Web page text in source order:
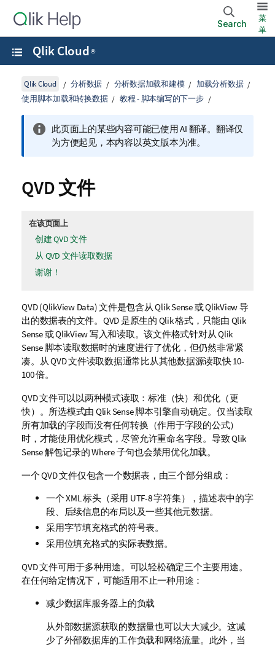
Search
菜
单
Qlik Cloud ®
Qlik Cloud 分析数据 分析数据加载和建模
加载分析数据
使用脚本加载和转换数据
教程 - 脚本编写的下一步
此页面上的某些内容可能已使用 AI 翻译。翻译仅
为方便起见，本内容以英文版本为准。
QVD文件
在该页面上
创建 QVD 文件
从 QVD 文件读取数据
谢谢！
QVD(QlikView Data)文件是包含从Qlik Sense或QlikView导
出的数据表的文件。 QVD是原生的 Qlik格式，只能由 Qlik
Sense或QlikView写入和读取。该文件格式针对从Qlik
Sense脚本读取数据时的速度进行了优化，但仍然非常紧
凑。从QVD文件读取数据通常比从其他数据源读取快 10-
100 倍。
QVD文件可以以两种模式读取：标准（快）和优化（更
快）。所选模式由 Qlik Sense脚本引擎自动确定。仅当读取
所有加载的字段而没有任何转换（作用于字段的公式）
时，才能使用优化模式，尽管允许重命名字段。导致Qlik
Sense解包记录的Where子句也会禁用优化加载。
一个QVD文件仅包含一个数据表，由三个部分组成：
一个 XML 标头（采用 UTF-8 字符集），描述表中的字
段、后续信息的布局以及一些其他元数据。
采用字节填充格式的符号表。
采用位填充格式的实际表数据。
QVD文件可用于多种用途。可以轻松确定三个主要用途。
在任何给定情况下，可能适用不止一种用途：
减少数据库服务器上的负载
从外部数据源获取的数据量也可以大大减少。这减
少了外部数据库的工作负载和网络流量。此外，当